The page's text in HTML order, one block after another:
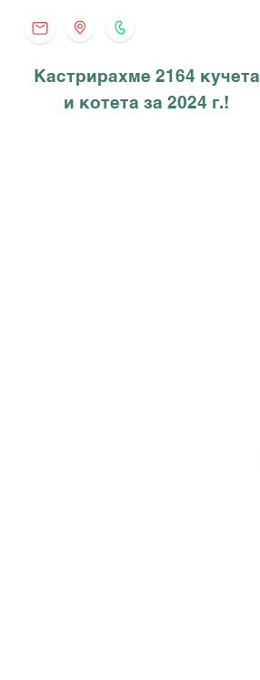
Кастрирахме 2164 кучета
и котета за 2024 г.!